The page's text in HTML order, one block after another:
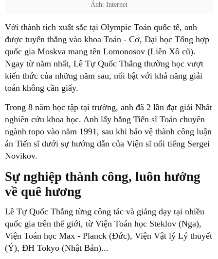
Ảnh: Internet
Với thành tích xuất sắc tại Olympic Toán quốc tế, anh
được tuyển thẳng vào khoa Toán - Cơ, Đại học Tổng hợp
quốc gia Moskva mang tên Lomonosov (Liên Xô cũ).
Ngay từ năm nhất, Lê Tự Quốc Thắng thường học vượt
kiến thức của những năm sau, nổi bật với khả năng giải
toán không cần giấy.
Trong 8 năm học tập tại trường, anh đã 2 lần đạt giải Nhất
nghiên cứu khoa học. Anh lấy bằng Tiến sĩ Toán chuyên
ngành topo vào năm 1991, sau khi bảo vệ thành công luận
án Tiến sĩ dưới sự hướng dẫn của Viện sĩ nổi tiếng Sergei
Novikov.
Sự nghiệp thành công, luôn hướng
về quê hương
Lê Tự Quốc Thắng từng công tác và giảng dạy tại nhiều
quốc gia trên thế giới, từ Viện Toán học Steklov (Nga),
Viện Toán học Max - Planck (Đức), Viện Vật lý Lý thuyết
(Ý), ĐH Tokyo (Nhật Bản)...